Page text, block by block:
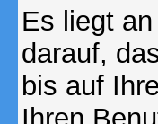
Es liegt
darauf,
bis auf